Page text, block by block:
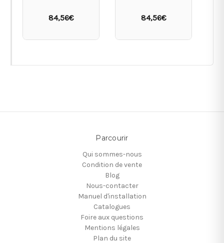
84,56€ 84,56€
Parcourir
Qui sommes-nous
Condition de vente
Blog
Nous-contacter
Manuel d'installation
Catalogues
Foire aux questions
Mentions légales
Plan du site